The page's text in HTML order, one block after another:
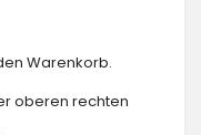
Warenkorb.
oberen rechten